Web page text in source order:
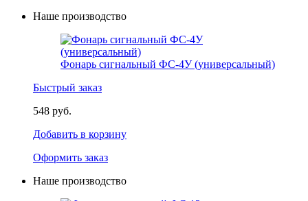
Наше производство
Фонарь сигнальный ФС-4У (универсальный)
Быстрый заказ
548 руб.
Добавить в корзину
Оформить заказ
Наше производство